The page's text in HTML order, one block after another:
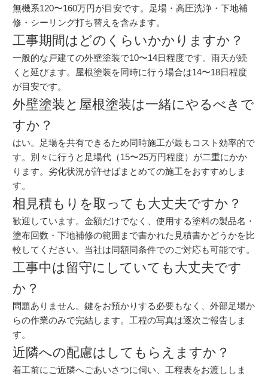
無機系120〜160万円が目安です。足場・高圧洗浄・下地補
修・シーリング打ち替えを含みます。
工事期間はどのくらいかかりますか？
一般的な戸建ての外壁塗装で10〜14日程度です。雨天が続
くと延びます。屋根塗装を同時に行う場合は14〜18日程度
が目安です。
外壁塗装と屋根塗装は一緒にやるべきで
すか？
はい。足場を共有できるため同時施工が最もコスト効率的で
す。別々に行うと足場代（15〜25万円程度）が二重にかか
ります。劣化状況が許せばまとめての施工をおすすめしま
す。
相見積もりを取っても大丈夫ですか？
歓迎しています。金額だけでなく、使用する塗料の製品名・
塗布回数・下地補修の範囲まで書かれた見積書かどうかを比
較してください。当社は同額同条件でのご対応も可能です。
工事中は留守にしていても大丈夫です
か？
問題ありません。鍵をお預かりする必要もなく、外部足場か
らの作業のみで完結します。工程の写真は逐次ご報告しま
す。
近隣への配慮はしてもらえますか？
着工前にご近隣へごあいさつに伺い、工程表をお渡ししま